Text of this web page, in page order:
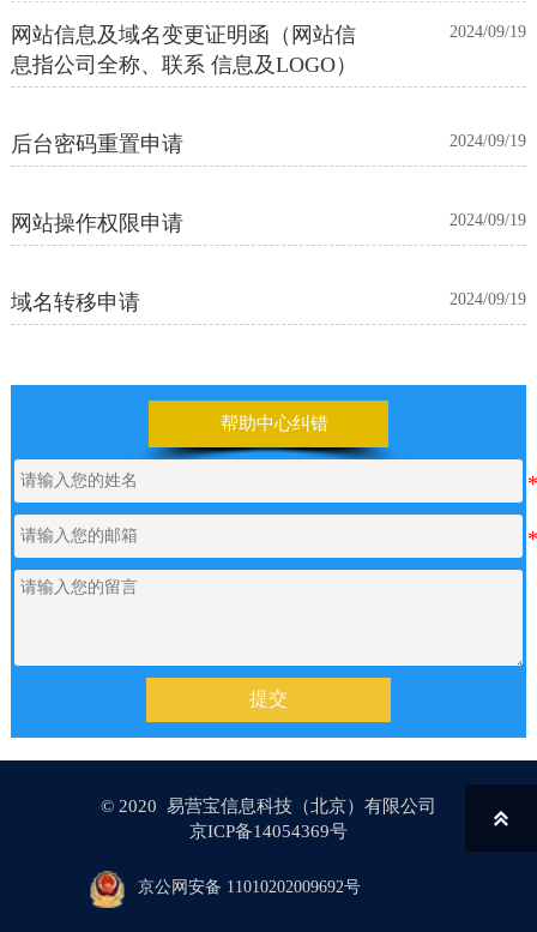
网站信息及域名变更证明函（网站信
息指公司全称、联系 信息及LOGO）
2024/09/19
后台密码重置申请 2024/09/19
网站操作权限申请 2024/09/19
域名转移申请 2024/09/19
帮助中心纠错
提交
© 2020 易营宝信息科技（北京）有限公司
京ICP备14054369号
京公网安备 11010202009692号
